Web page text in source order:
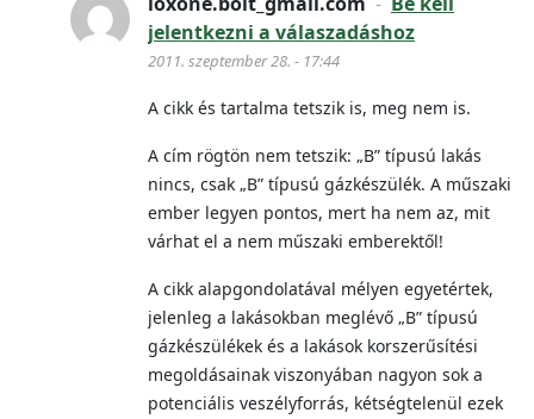
jelentkezni a válaszadáshoz
2011. szeptember 28. - 17:44
A cikk és tartalma tetszik is, meg nem is.
A cím rögtön nem tetszik: „B” típusú lakás
nincs, csak „B” típusú gázkészülék. A műszaki
ember legyen pontos, mert ha nem az, mit
várhat el a nem műszaki emberektől!
A cikk alapgondolatával mélyen egyetértek,
jelenleg a lakásokban meglévő „B” típusú
gázkészülékek és a lakások korszerűsítési
megoldásainak viszonyában nagyon sok a
potenciális veszélyforrás, kétségtelenül ezek